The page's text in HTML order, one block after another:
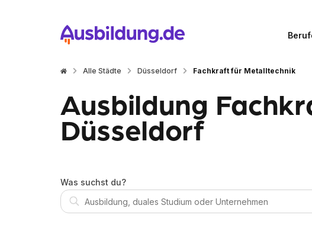
Alle Städte Düsseldorf Fachkraft für Metalltechnik
Ausbildung
Düsseldorf
Was suchst du?